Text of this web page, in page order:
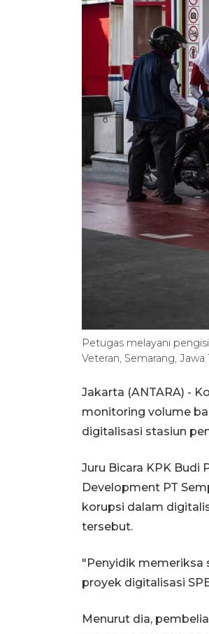
Petugas melayani
Veteran, Semarang,
Jakarta (ANTARA) -
monitoring volume
digitalisasi stasiun
Juru Bicara KPK Budi
Development PT
korupsi dalam
tersebut.
"Penyidik memeriksa
proyek digitalisasi
Menurut dia,